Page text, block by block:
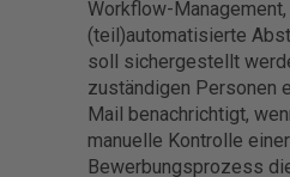
Workflow-
(teil)automatisierte
soll sichergestellt
zuständigen Personen
Mail benachrichtigt,
manuelle Kontrolle
Bewerbungsprozess